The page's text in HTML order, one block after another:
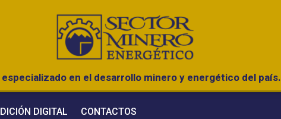
en el desarrollo minero y energético del país.
DIGITAL CONTACTOS